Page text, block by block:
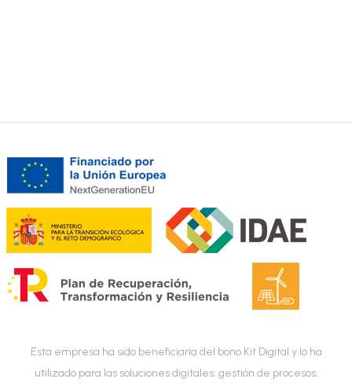
Esta empresa ha sido beneficiaria del bono Kit Digital y lo ha
utilizado para las soluciones digitales: gestión de procesos,